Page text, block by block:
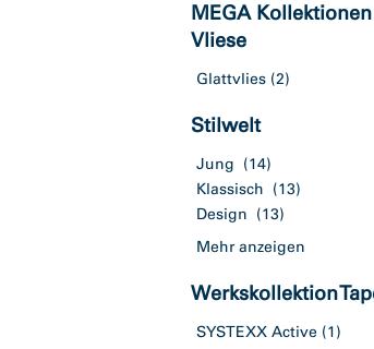
MEGA Kollektionen
Vliese
Glattvlies (2)
Stilwelt
Jung (14)
Klassisch (13)
Design (13)
Mehr anzeigen
Werkskollektion
SYSTEXX Active (1)